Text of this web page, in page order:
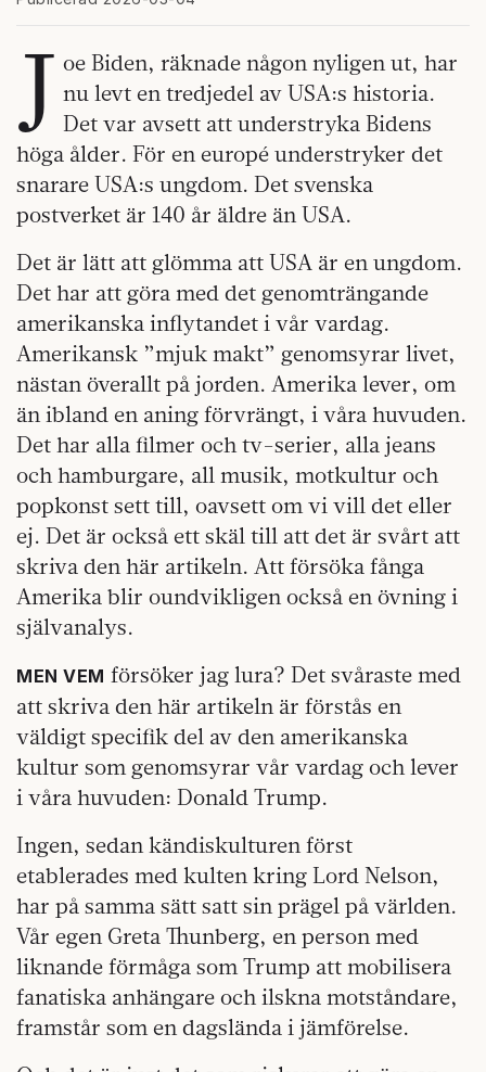
J oe Biden, räknade någon nyligen ut, har
nu levt en tredjedel av USA:s historia.
Det var avsett att understryka Bidens
höga ålder. För en europé understryker det
snarare USA:s ungdom. Det svenska
postverket är 140 år äldre än USA.
Det är lätt att glömma att USA är en ungdom.
Det har att göra med det genomträngande
amerikanska inflytandet i vår vardag.
Amerikansk ”mjuk makt” genomsyrar livet,
nästan överallt på jorden. Amerika lever, om
än ibland en aning förvrängt, i våra huvuden.
Det har alla filmer och tv-serier, alla jeans
och hamburgare, all musik, motkultur och
popkonst sett till, oavsett om vi vill det eller
ej. Det är också ett skäl till att det är svårt att
skriva den här artikeln. Att försöka fånga
Amerika blir oundvikligen också en övning i
självanalys.
MEN VEM försöker jag lura? Det svåraste med
att skriva den här artikeln är förstås en
väldigt specifik del av den amerikanska
kultur som genomsyrar vår vardag och lever
i våra huvuden: Donald Trump.
Ingen, sedan kändiskulturen först
etablerades med kulten kring Lord Nelson,
har på samma sätt satt sin prägel på världen.
Vår egen Greta Thunberg, en person med
liknande förmåga som Trump att mobilisera
fanatiska anhängare och ilskna motståndare,
framstår som en dagslända i jämförelse.